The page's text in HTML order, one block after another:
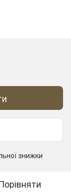
знижки